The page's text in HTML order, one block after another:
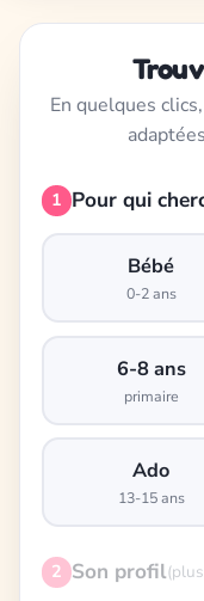
En quelques
1 Pour qui
Bébé
0-2 ans
6-8 ans
primaire
Ado
13-15 ans
2 Son profil